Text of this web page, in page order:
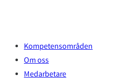
Kompetensområden
Om oss
Medarbetare